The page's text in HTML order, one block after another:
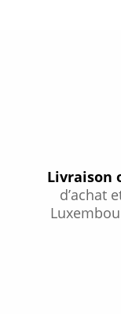
Livraison
d’achat